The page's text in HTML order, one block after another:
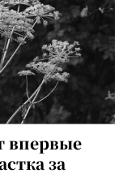
впервые
за